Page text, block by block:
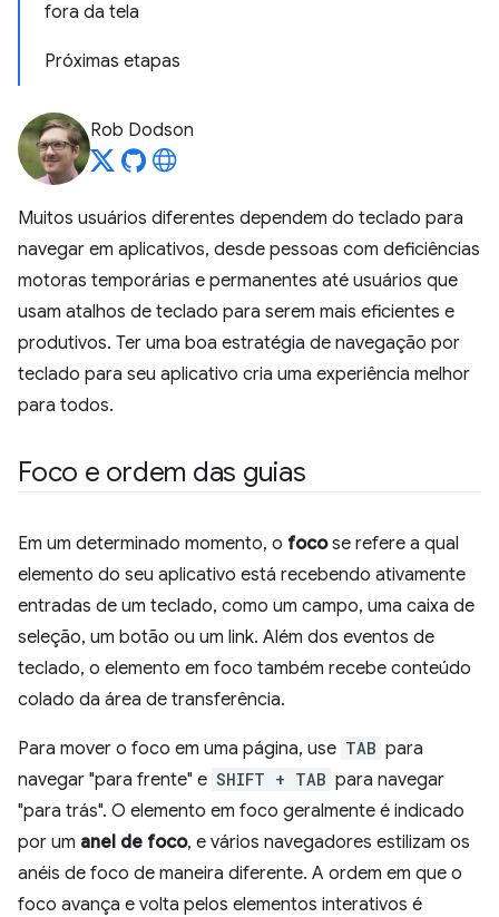
fora da tela
Próximas etapas
Rob Dodson
Muitos usuários diferentes dependem do teclado para
navegar em aplicativos, desde pessoas com deficiências
motoras temporárias e permanentes até usuários que
usam atalhos de teclado para serem mais eficientes e
produtivos. Ter uma boa estratégia de navegação por
teclado para seu aplicativo cria uma experiência melhor
para todos.
Foco e ordem das guias
Em um determinado momento, o focose refere a qual
elemento do seu aplicativo está recebendo ativamente
entradas de um teclado, como um campo, uma caixa de
seleção, um botão ou um link. Além dos eventos de
teclado, o elemento em foco também recebe conteúdo
colado da área de transferência.
Para mover o foco em uma página, use TAB para
navegar "para frente" e SHIFT + TAB para navegar
"para trás". O elemento em foco geralmente é indicado
por um anel de foco, e vários navegadores estilizam os
anéis de foco de maneira diferente. A ordem em que o
foco avança e volta pelos elementos interativos é